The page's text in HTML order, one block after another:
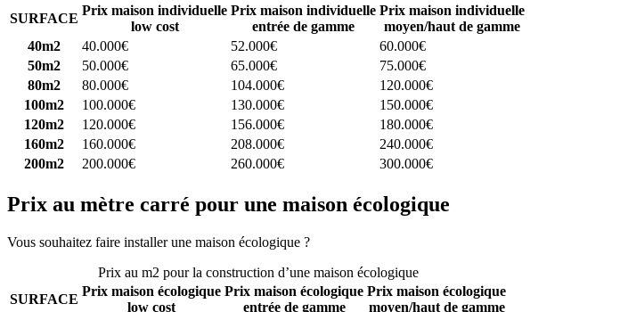
SURFACE
Prix maison individuelle
low cost
Prix maison individuelle
entrée de gamme
Prix maison individuelle
moyen/haut de gamme
40m2
40.000€ 52.000€
60.000€
50m2
50.000€ 65.000€
75.000€
80m2
80.000€ 104.000€
120.000€
100m2
100.000€ 130.000€
150.000€
120m2
120.000€ 156.000€
180.000€
160m2
160.000€ 208.000€
240.000€
200m2
200.000€ 260.000€ 300.000€
Prix au mètre carré pour une maison écologique
Vous souhaitez faire installer une maison écologique ?
Prix au m2 pour la construction d’une maison écologique
SURFACE
Prix maison écologique
low cost
Prix maison écologique
entrée de gamme
Prix maison écologique
moyen/haut de gamme